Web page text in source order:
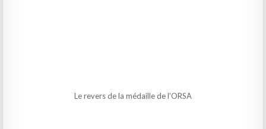
Le revers de la médaille de l'ORSA